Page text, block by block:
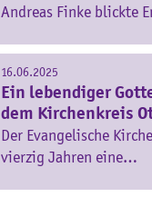
Andreas Finke blickte
16.06.2025
Ein lebendiger
dem Kirchenkreis
Der Evangelische
vierzig Jahren eine…